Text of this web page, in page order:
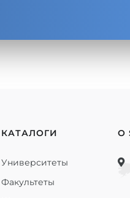
КАТАЛОГИ
Университеты
Факультеты
О